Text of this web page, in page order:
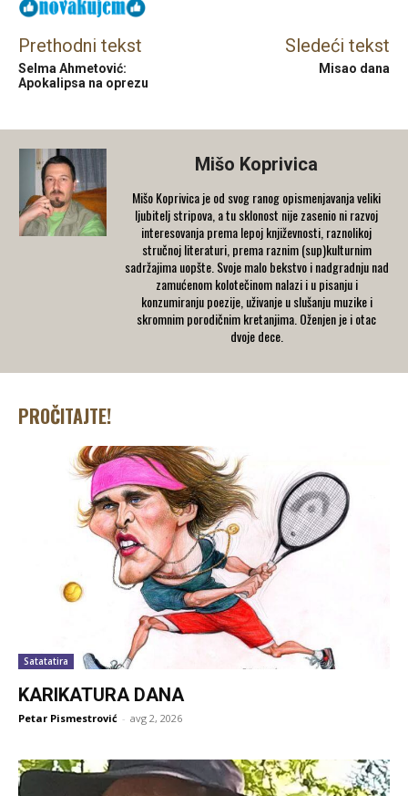
Prethodni tekst
Selma Ahmetović:
Apokalipsa na oprezu
Sledeći tekst
Misao dana
Mišo Koprivica
Mišo Koprivica je od svog ranog opismenjavanja veliki
ljubitelj stripova, a tu sklonost nije zasenio ni razvoj
interesovanja prema lepoj književnosti, raznolikoj
stručnoj literaturi, prema raznim (sup)kulturnim
sadržajima uopšte. Svoje malo bekstvo i nadgradnju nad
zamućenom kolotečinom nalazi i u pisanju i
konzumiranju poezije, uživanje u slušanju muzike i
skromnim porodičnim kretanjima. Oženjen je i otac
dvoje dece.
PROČITAJTE!
Satatatira
KARIKATURA DANA
Petar Pismestrović - avg 2, 2026